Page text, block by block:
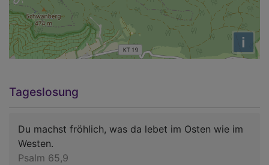
i
Tageslosung
Du machst fröhlich, was da lebet im Osten wie im
Westen.
Psalm 65,9